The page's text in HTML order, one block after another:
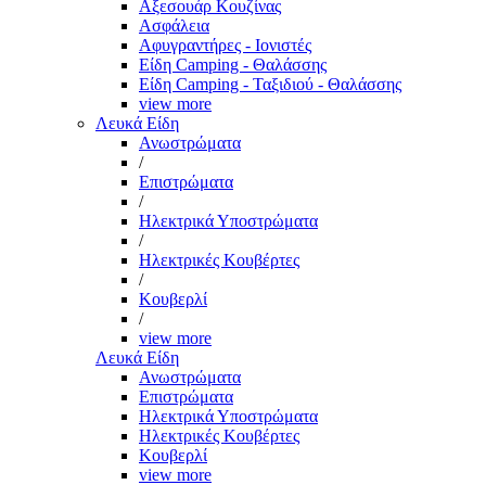
Αξεσουάρ Κουζίνας
Ασφάλεια
Αφυγραντήρες - Ιονιστές
Είδη Camping - Θαλάσσης
Είδη Camping - Ταξιδιού - Θαλάσσης
view more
Λευκά Είδη
Ανωστρώματα
/
Επιστρώματα
/
Ηλεκτρικά Υποστρώματα
/
Ηλεκτρικές Κουβέρτες
/
Κουβερλί
/
view more
Λευκά Είδη
Ανωστρώματα
Επιστρώματα
Ηλεκτρικά Υποστρώματα
Ηλεκτρικές Κουβέρτες
Κουβερλί
view more